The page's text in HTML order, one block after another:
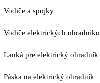
Vodiče a spojky
Vodiče elektrických
Lanká pre elektrický ohradník
Páska na elektrický ohradník